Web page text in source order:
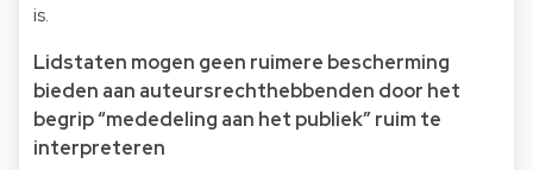
is.
Lidstaten mogen geen ruimere bescherming
bieden aan auteursrechthebbenden door het
begrip “mededeling aan het publiek” ruim te
interpreteren